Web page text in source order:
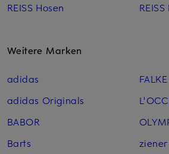
REISS Hosen
Weitere Marken
adidas
adidas Originals
BABOR
Barts
FALKE
ziener